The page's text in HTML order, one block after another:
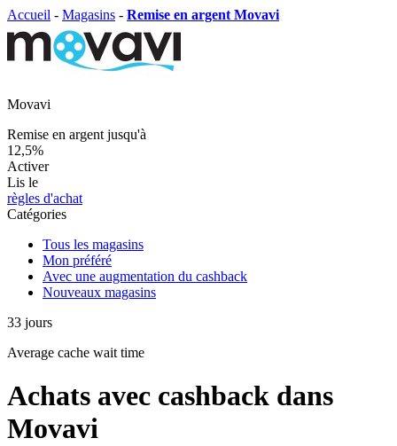
Accueil - Magasins - Remise en argent Movavi
Movavi
Remise en argent jusqu'à
12,5%
Activer
Lis le
règles d'achat
Catégories
Tous les magasins
Mon préféré
Avec une augmentation du cashback
Nouveaux magasins
33 jours
Average cache wait time
Achats avec cashback dans
Movavi